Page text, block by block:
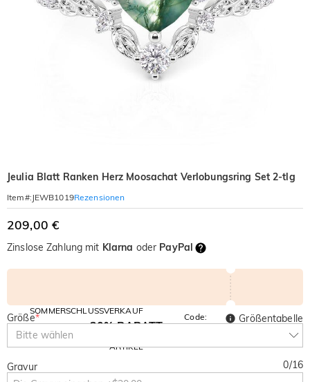
Jeulia Blatt Ranken Herz Moosachat Verlobungsring Set 2-tlg
Item#: JEWB1019Rezensionen
209,00 €
Zinslose Zahlung mit Klarna oder PayPal
SOMMERSCHLUSSVERKAUF
10% RABATT
AUF ALLES
30% RABATT
ARTIKEL
Code:
SUMMER
Größe*
Bitte wählen
Größentabelle
Gravur 0/16